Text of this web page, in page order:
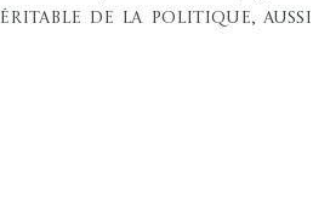
de la politique, aussi